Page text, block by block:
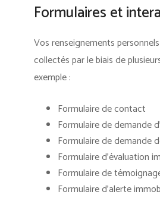
Formulaires et
Vos renseignements
collectés par le biais de
exemple :
Formulaire de contact
Formulaire de demande
Formulaire de demande
Formulaire d’évaluation
Formulaire de
Formulaire d’alerte